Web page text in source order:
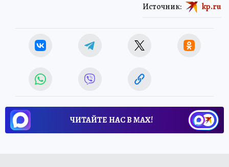
Источник: kp.ru
ЧИТАЙТЕ НАС В МАХ!